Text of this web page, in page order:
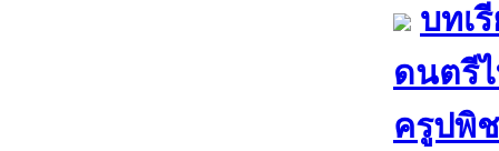
บทเ
ดนตรี
ครูปพิ